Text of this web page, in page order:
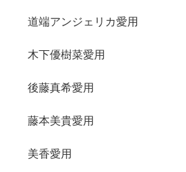
道端アンジェリカ愛用
木下優樹菜愛用
後藤真希愛用
藤本美貴愛用
美香愛用